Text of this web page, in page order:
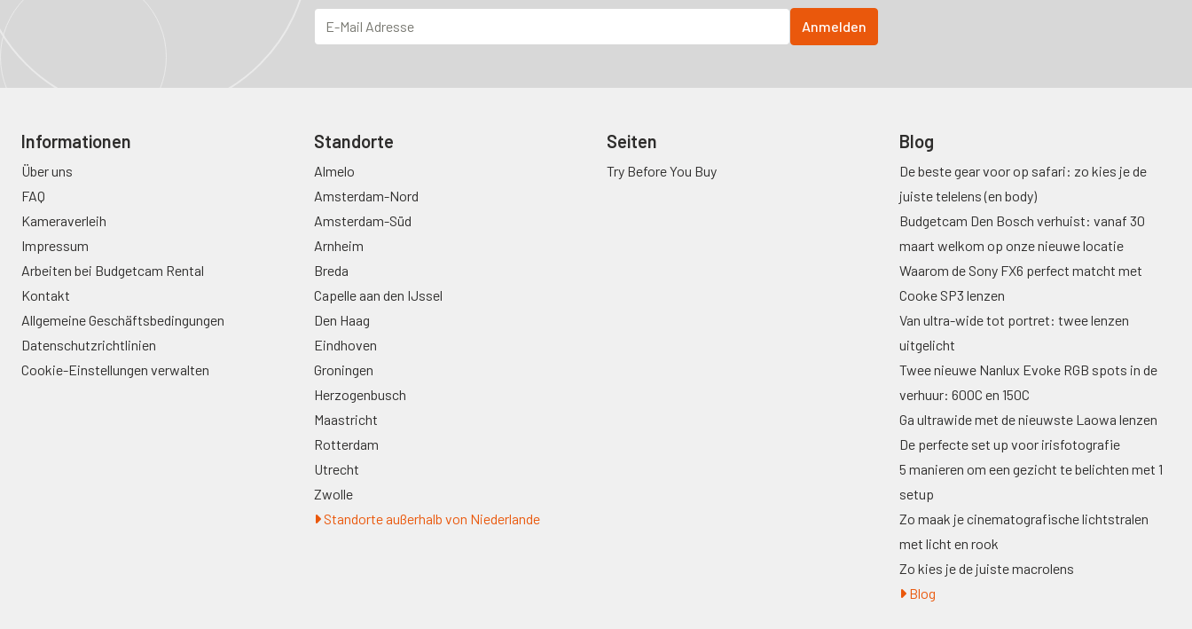
Informationen
Über uns
FAQ
Kameraverleih
Impressum
Arbeiten bei Budgetcam Rental
Kontakt
Allgemeine Geschäftsbedingungen
Datenschutzrichtlinien
Cookie-Einstellungen verwalten
Standorte
Almelo
Amsterdam-Nord
Amsterdam-Süd
Arnheim
Breda
Capelle aan den IJssel
Den Haag
Eindhoven
Groningen
Herzogenbusch
Maastricht
Rotterdam
Utrecht
Zwolle
Standorte außerhalb von Niederlande
Seiten
Try Before You Buy
Blog
De beste gear voor op safari: zo kies je de
juiste telelens (en body)
Budgetcam Den Bosch verhuist: vanaf 30
maart welkom op onze nieuwe locatie
Waarom de Sony FX6 perfect matcht met
Cooke SP3 lenzen
Van ultra-wide tot portret: twee lenzen
uitgelicht
Twee nieuwe Nanlux Evoke RGB spots in de
verhuur: 600C en 150C
Ga ultrawide met de nieuwste Laowa lenzen
De perfecte set up voor irisfotografie
5 manieren om een gezicht te belichten met 1
setup
Zo maak je cinematografische lichtstralen
met licht en rook
Zo kies je de juiste macrolens
Blog